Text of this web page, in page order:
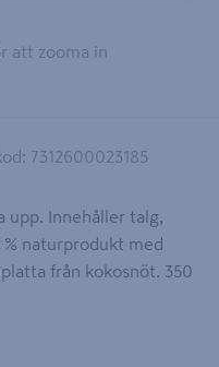
att zooma in
: 7312600023185
upp. Innehåller talg,
naturprodukt med
från kokosnöt. 350